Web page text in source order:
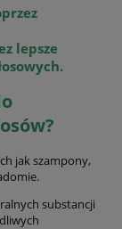
lepsze
jak szampony,
substancji